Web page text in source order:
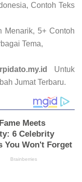
Contoh Teks
Menarik, 5+ Contoh
Tema,
Untuk
Jumat Terbaru.